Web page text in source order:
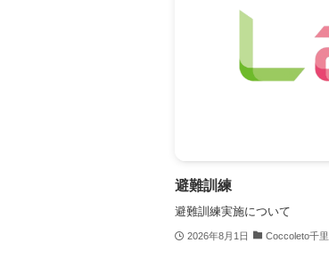
避難訓練
避難訓練実施について
2026年8月1日 Coccoleto千里